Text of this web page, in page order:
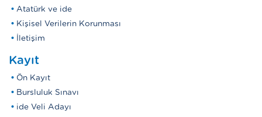
Atatürk ve ide
Kişisel Verilerin Korunması
İletişim
Kayıt
Ön Kayıt
Bursluluk Sınavı
ide Veli Adayı